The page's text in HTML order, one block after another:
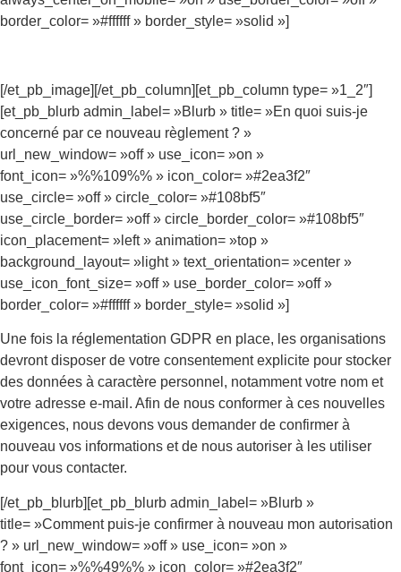
border_color= »#ffffff » border_style= »solid »]
[/et_pb_image][/et_pb_column][et_pb_column type= »1_2″]
[et_pb_blurb admin_label= »Blurb » title= »En quoi suis-je
concerné par ce nouveau règlement ? »
url_new_window= »off » use_icon= »on »
font_icon= »%%109%% » icon_color= »#2ea3f2″
use_circle= »off » circle_color= »#108bf5″
use_circle_border= »off » circle_border_color= »#108bf5″
icon_placement= »left » animation= »top »
background_layout= »light » text_orientation= »center »
use_icon_font_size= »off » use_border_color= »off »
border_color= »#ffffff » border_style= »solid »]
Une fois la réglementation GDPR en place, les organisations
devront disposer de votre consentement explicite pour stocker
des données à caractère personnel, notamment votre nom et
votre adresse e-mail. Afin de nous conformer à ces nouvelles
exigences, nous devons vous demander de confirmer à
nouveau vos informations et de nous autoriser à les utiliser
pour vous contacter.
[/et_pb_blurb][et_pb_blurb admin_label= »Blurb »
title= »Comment puis-je confirmer à nouveau mon autorisation
? » url_new_window= »off » use_icon= »on »
font_icon= »%%49%% » icon_color= »#2ea3f2″